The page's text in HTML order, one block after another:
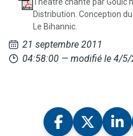
Distribution. Conception
Le Bihannic.
21 septembre 2011
04:58:00 — modifié le 4/5/